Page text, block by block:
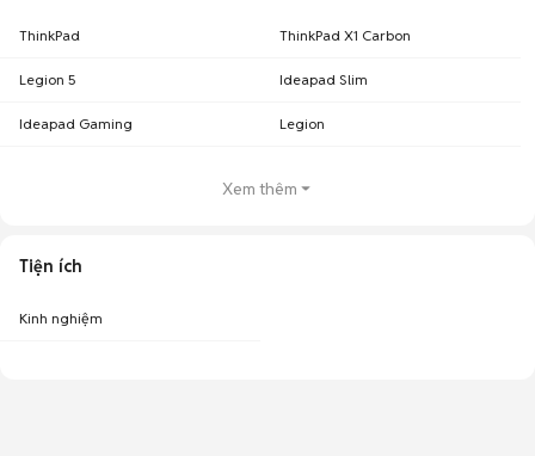
ThinkPad ThinkPad X1 Carbon
Legion 5 Ideapad Slim
Ideapad Gaming Legion
Xem thêm
Tiện ích
Kinh nghiệm